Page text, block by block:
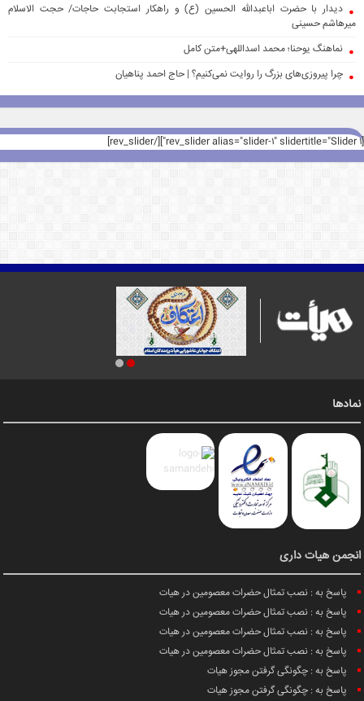
دیدار با حضرت اباعبدالله الحسین (ع) و راهکار استجابت حاجات/ حجت الاسلام
میرهاشم حسینی
نماهنگ یوحنا؛ محمد اسداللهی+متن کامل
چرا پیروزی‌های بزرگ را روایت نمی‌کنیم؟ | حاج احمد پناهیان
[rev_slider alias="slider-1" slidertitle="Slider 1"][/rev_slider]
نمادها
انجمن هیات داری
پاسخ به : نصب تمثال حضرات معصومین در هیات
پاسخ به : نصب تمثال حضرات معصومین در هیات
پاسخ به : نصب تمثال حضرات معصومین در هیات
پاسخ به : نصب تمثال حضرات معصومین در هیات
پاسخ به : چگونگی گرفتن مجوز هیات
پاسخ به : چگونگی گرفتن مجوز هیات